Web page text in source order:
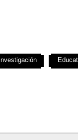
Investigación